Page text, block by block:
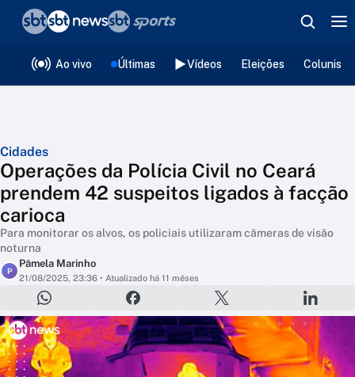
Ao vivo Últimas Vídeos Eleições
Cidades
Operações da Polícia Civil no Ceará
prendem 42 suspeitos ligados à facção
carioca
Para monitorar os alvos, os policiais utilizaram câmeras de visão
noturna
P
Pâmela Marinho
21/08/2025, 23:36 • Atualizado há 11 mêses
❮voltar
Editorias